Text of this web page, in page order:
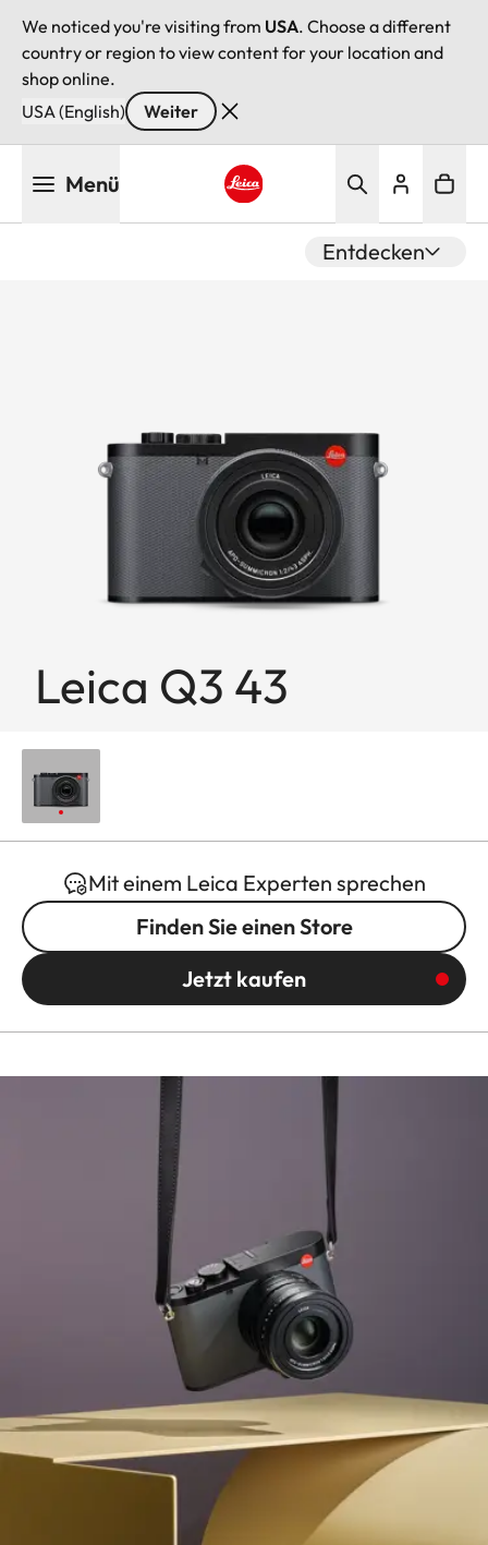
We noticed you're visiting from USA. Choose a different
country or region to view content for your location and
shop online.
USA (English)
Weiter
Menü
Entdecken
Leica Q3 43
Mit einem Leica Experten sprechen
Finden Sie einen Store
Jetzt kaufen